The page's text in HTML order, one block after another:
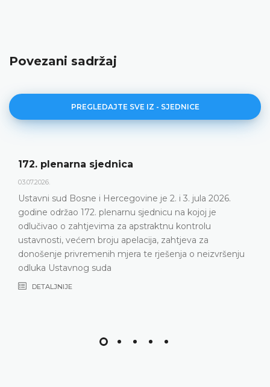
Povezani sadržaj
PREGLEDAJTE SVE IZ - SJEDNICE
172. plenarna sjednica
03.07.2026.
Ustavni sud Bosne i Hercegovine je 2. i 3. jula 2026.
godine održao 172. plenarnu sjednicu na kojoj je
odlučivao o zahtjevima za apstraktnu kontrolu
ustavnosti, većem broju apelacija, zahtjeva za
donošenje privremenih mjera te rješenja o neizvršenju
odluka Ustavnog suda
DETALJNIJE